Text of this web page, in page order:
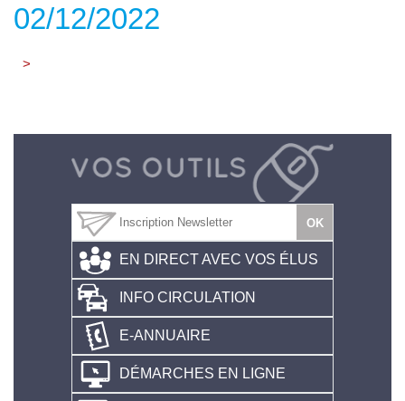
02/12/2022
>
EN DIRECT AVEC VOS ÉLUS
INFO CIRCULATION
E-ANNUAIRE
DÉMARCHES EN LIGNE